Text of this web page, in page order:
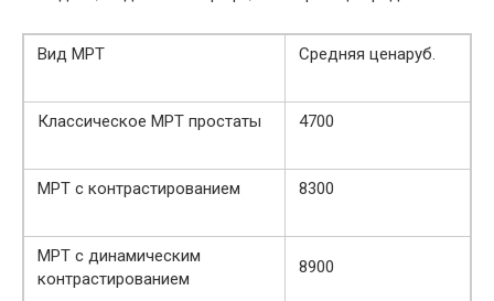
Вид МРТ Средняя ценаруб.
Классическое МРТ простаты 4700
МРТ с контрастированием 8300
МРТ с динамическим
контрастированием
8900